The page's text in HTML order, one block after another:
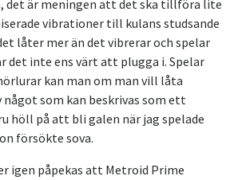
det är meningen att det ska tillföra lite
vibrationer till kulans studsande
låter mer än det vibrerar och spelar
det inte ens värt att plugga i. Spelar
kan man om man vill låta
som kan beskrivas som ett
höll på att bli galen när jag spelade
försökte sova.
igen påpekas att Metroid Prime